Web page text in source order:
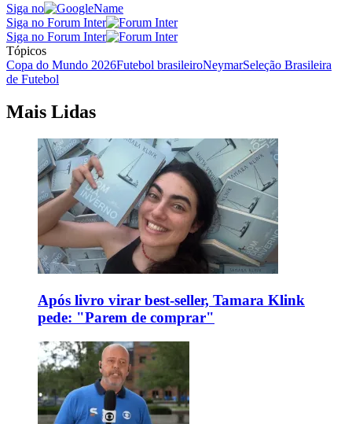
Siga no
Siga no Forum Inter
Siga no Forum Inter
Tópicos
Copa do Mundo 2026Futebol brasileiroNeymarSeleção Brasileira
de Futebol
Mais Lidas
Após livro virar best-seller, Tamara Klink
pede: "Parem de comprar"